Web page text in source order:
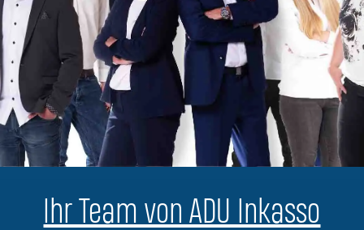
Ihr Team von ADU Inkasso